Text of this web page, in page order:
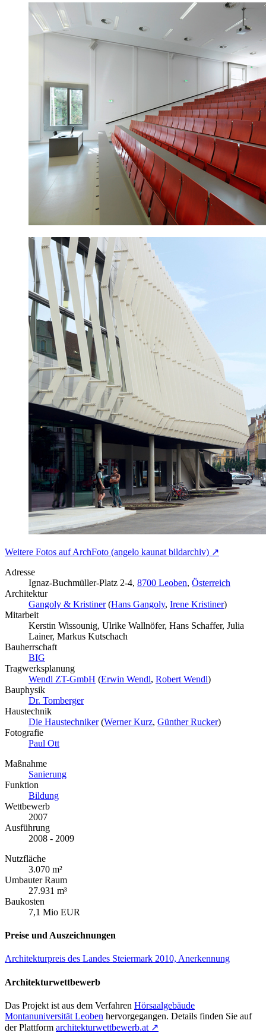
Weitere Fotos auf ArchFoto (angelo kaunat bildarchiv) ↗
Adresse
Ignaz-Buchmüller-Platz 2-4, 8700 Leoben, Österreich
Architektur
Gangoly & Kristiner(Hans Gangoly, Irene Kristiner)
Mitarbeit
Kerstin Wissounig, Ulrike Wallnöfer, Hans Schaffer, Julia
Lainer, Markus Kutschach
Bauherrschaft
BIG
Tragwerksplanung
Wendl ZT-GmbH (Erwin Wendl, Robert Wendl)
Bauphysik
Dr. Tomberger
Haustechnik
Die Haustechniker(Werner Kurz, Günther Rucker)
Fotografie
Paul Ott
Maßnahme
Sanierung
Funktion
Bildung
Wettbewerb
2007
Ausführung
2008 - 2009
Nutzfläche
3.070 m²
Umbauter Raum
27.931 m³
Baukosten
7,1 Mio EUR
Preise und Auszeichnungen
Architekturpreis des Landes Steiermark 2010, Anerkennung
Architekturwettbewerb
Das Projekt ist aus dem Verfahren Hörsaalgebäude
Montanuniversität Leoben hervorgegangen. Details finden Sie auf
der Plattform architekturwettbewerb.at ↗